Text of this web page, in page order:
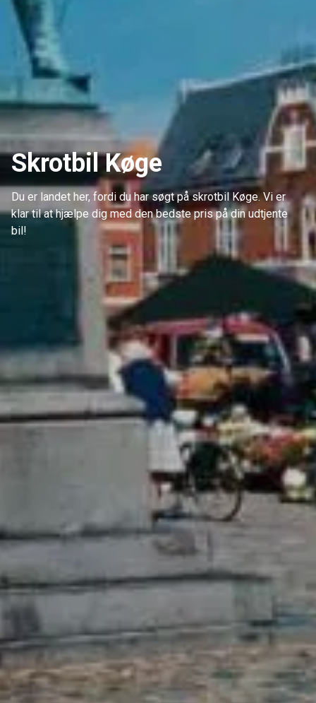
Skrotbil Køge
Du er landet her, fordi du har søgt på skrotbil Køge. Vi er
klar til at hjælpe dig med den bedste pris på din udtjente
bil!